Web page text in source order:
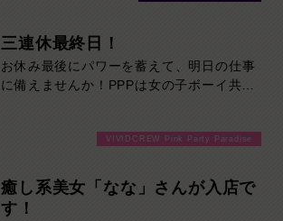
「気軽に飲んで楽しみたい…」
そんな方にこそ選ばれているお店です。
かわいい女の子との楽しい時間を、ストレ
三連休最終日！
お休み最後にパワーを蓄えて、明日の仕事
に備えませんか！PPPは女の子ボーイ共に
VIVIDCREW Pink Party Paradise
癒し系美女「なな」さんが入店で
す！